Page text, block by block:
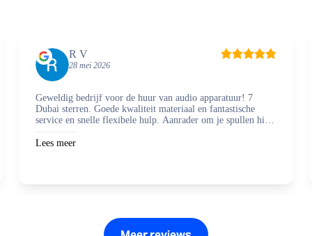
R V
28 mei 2026
Geweldig bedrijf voor de huur van audio apparatuur! 7
Dubai sterren. Goede kwaliteit materiaal en fantastische
service en snelle flexibele hulp. Aanrader om je spullen hier
Lees meer